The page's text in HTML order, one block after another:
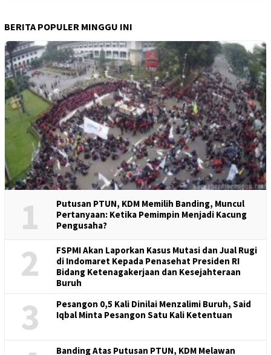
BERITA POPULER MINGGU INI
1
Putusan PTUN, KDM Memilih Banding, Muncul
Pertanyaan: Ketika Pemimpin Menjadi Kacung
Pengusaha?
2
FSPMI Akan Laporkan Kasus Mutasi dan Jual Rugi
di Indomaret Kepada Penasehat Presiden RI
Bidang Ketenagakerjaan dan Kesejahteraan
Buruh
3
Pesangon 0,5 Kali Dinilai Menzalimi Buruh, Said
Iqbal Minta Pesangon Satu Kali Ketentuan
Banding Atas Putusan PTUN, KDM Melawan